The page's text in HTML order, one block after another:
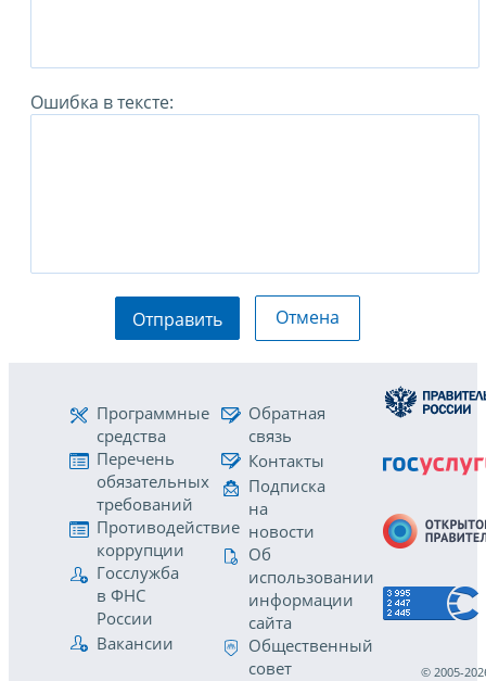
Ошибка в тексте:
Отправить Отмена
Программные
средства
Перечень
обязательных
требований
Противодействие
коррупции
Госслужба
в ФНС
России
Вакансии
Обратная
связь
Контакты
Подписка
на
новости
Об
использовании
информации
сайта
Общественный
совет
© 2005-